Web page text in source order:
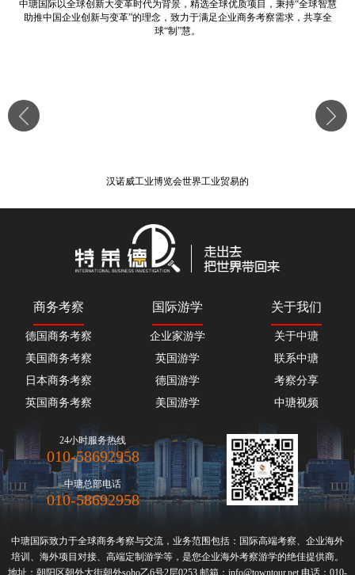
中瑭国际以全球创新大变革时代为背景，精选全球优质项目，秉持“全球智慧
助推中国企业创新与变革”的理念，致力于满足企业商务考察需求，共享全
球“制”慧。
汉诺威工业博览会世界工业贸易的
商务考察
德国商务考察
美国商务考察
日本商务考察
英国商务考察
国际游学
企业家游学
英国游学
德国游学
美国游学
关于我们
关于中瑭
联系中瑭
考察分享
中瑭视频
24小时服务热线
010-58692958
中瑭总部电话
010-58692958
中瑭国际致力于全球商务考察与交流，业务范围包括：国际高端考察、 企业海外
培训 、海外项目对接、高端定制游学等，是您企业海外考察游学的绝佳提供商。
地址：朝阳区朝外大街朝外soho乙6号2层0253 邮箱：info@towntour.net 电话：010-